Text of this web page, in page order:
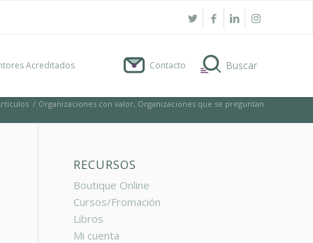
Acreditados Contacto
/ Organizaciones con valor, Organizaciones que se preguntan
RECURSOS
Boutique Online
Cursos/Fromación
Libros
Mi cuenta